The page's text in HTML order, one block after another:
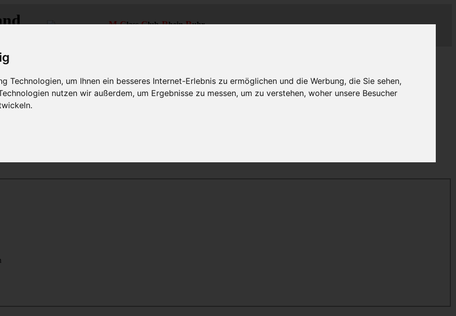
Technologien, um Ihnen ein besseres Internet-Erlebnis zu ermöglichen und die Werbung, die Sie sehen,
nutzen wir außerdem, um Ergebnisse zu messen, um zu verstehen, woher unsere Besucher
M-Class-Club-Rhein-Ruhr